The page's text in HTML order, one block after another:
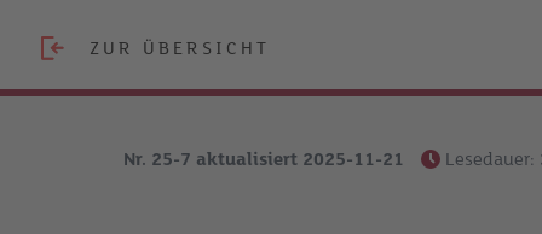
ZUR ÜBERSICHT
Nr. 25-7 aktualisiert 2025-11-21 Lesedauer: